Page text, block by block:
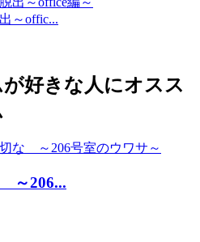
～offic...
好きな人にオスス
～206...